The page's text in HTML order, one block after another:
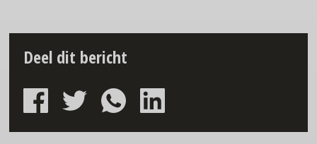
Deel dit bericht